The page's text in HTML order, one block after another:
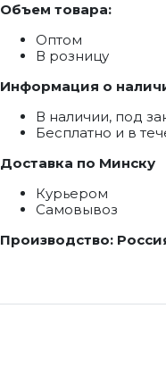
Объем товара:
Оптом
В розницу
Информация о
В наличии, под
Бесплатно и в
Доставка по Минску
Курьером
Самовывоз
Производство: